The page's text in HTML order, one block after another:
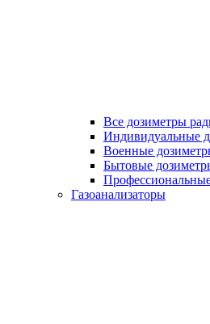
Все дозиметры
Индивидуальные
Военные
Бытовые
Газоанализаторы